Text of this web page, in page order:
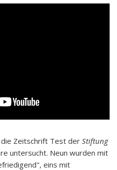
Zeitschrift Test der Stiftung
untersucht. Neun wurden mit
eins mit